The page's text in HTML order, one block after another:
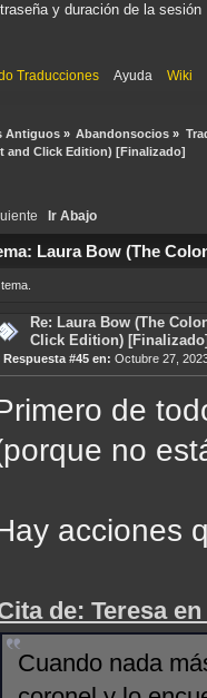
y duración de la sesión
Traducciones Ayuda Wiki
Antiguos» Abandonsocios »
and Click Edition) [Finalizado]
Ir Abajo
Laura Bow (The
Re: Laura Bow (The
Click Edition)
Respuesta #45 en: Octubre 27,
de
no
acciones
de: Teresa
Cuando nada